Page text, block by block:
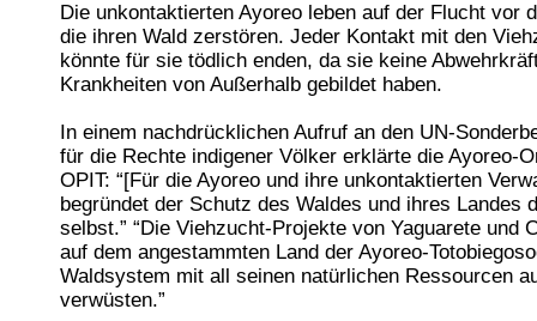
Die unkontaktierten Ayoreo leben auf der Flucht vor
die ihren Wald zerstören. Jeder Kontakt mit den
könnte für sie tödlich enden, da sie keine
Krankheiten von Außerhalb gebildet haben.
In einem nachdrücklichen Aufruf an den UN-
für die Rechte indigener Völker erklärte die Ayoreo-
OPIT: “[Für die Ayoreo und ihre unkontaktierten
begründet der Schutz des Waldes und ihres Landes
selbst.” “Die Viehzucht-Projekte von Yaguarete und
auf dem angestammten Land der Ayoreo-
Waldsystem mit all seinen natürlichen Ressourcen
verwüsten.”